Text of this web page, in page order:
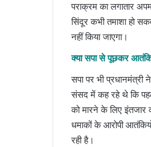
पराक्रम का लगातार
सिंदूर कभी तमाशा हो
नहीं किया जाएगा।
क्या सपा से पूछकर
सपा पर भी प्रधानमंत्री
संसद में कह रहे थे कि
को मारने के लिए इंतजार
धमाकों के आरोपी
रही है।